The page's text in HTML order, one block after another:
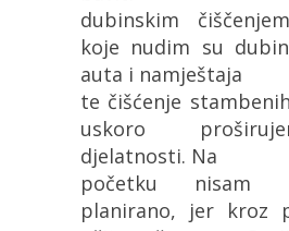
dubinskim
koje nudim su
auta i namještaja
te čišćenje
uskoro
djelatnosti. Na
početku nisam
planirano, jer kroz